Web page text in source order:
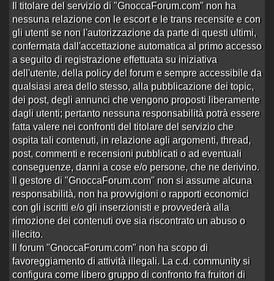
Curiosità....B99
Aperto daybesalle 19:06 del 26/05/15
3 risposte
1725 visite
Ultima rispostada trinità return
Re:Curiosità....B99alle 22:23 del 26/05/15
attenzione
Aperto damassyonealle 23:11 del 15/04/15
7 risposte
3144 visite
Ultima rispostadaBoss88inRe:attenzione
alle 16:51 del 25/05/15
accade anche questo se non viene legali…
Aperto dasilwer2alle 15:26 del 25/05/15
1 risposta
3216 visite
Ultima rispostadaBoss88 inRe:accade
anche questo se …alle 16:45 del 25/05/15
facciamoci sentire! facciamo la differe…
Aperto dasilwer2alle 19:05 del 29/04/15
9 risposte
2742 visite
Ultima rispostadasilwer2inRe:facciamoci
ATTENZIONE!!! Derubato da OTR
Aperto da prova81ce alle 07:29 del 19/05/15
Il titolare del servizio di "GnoccaForum.com" non ha
nessuna relazione con le escort e le trans recensite e con
gli utenti se non l'autorizzazione da parte di questi ultimi,
confermata dall'accettazione automatica al primo accesso
a seguito di registrazione effettuata su iniziativa
dell'utente, della policy del forum e sempre accessibile da
qualsiasi area dello stesso, alla pubblicazione dei topic,
dei post, degli annunci che vengono proposti liberamente
dagli utenti; pertanto nessuna responsabilità potrà essere
fatta valere nei confronti del titolare del servizio che
ospita tali contenuti, in relazione agli argomenti, thread,
post, commenti e recensioni pubblicati o ad eventuali
conseguenze, danni a cose e/o persone, che ne derivino.
Il gestore di "GnoccaForum.com" non si assume alcuna
responsabilità, non ha provvigioni o rapporti economici
con gli iscritti e/o gli inserzionisti e provvederà alla
rimozione dei contenuti ove sia riscontrato un abuso o
illecito.
Il forum "GnoccaForum.com" non ha scopo di
favoreggiamento di attività illegali. La c.d. community si
configura come libero gruppo di confronto fra fruitori di